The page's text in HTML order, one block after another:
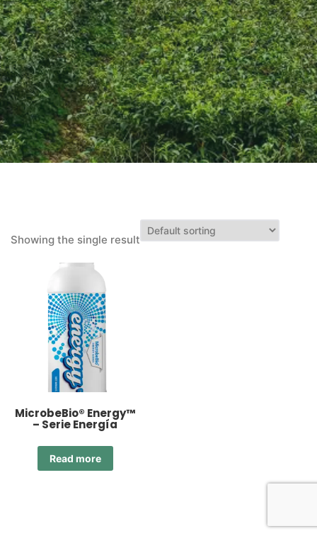
Showing the single result
MicrobeBio® Energy™
– Serie Energía
Read more